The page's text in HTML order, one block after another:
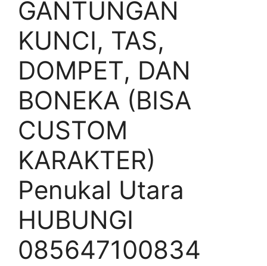
GANTUNGAN
KUNCI, TAS,
DOMPET, DAN
BONEKA (BISA
CUSTOM
KARAKTER)
Penukal Utara
HUBUNGI
085647100834